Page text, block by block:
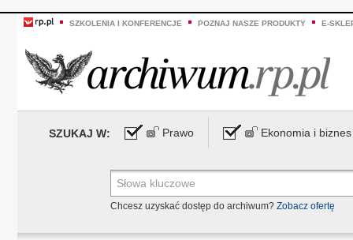
SZKOLENIA I KONFERENCJE POZNAJ NASZE PRODUKTY E-
SZUKAJ W: Prawo Ekonomia i biznes
Chcesz uzyskać dostęp do archiwum? Zobacz ofertę